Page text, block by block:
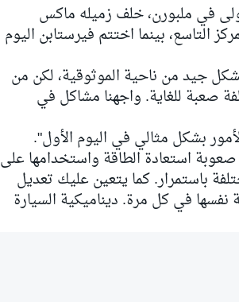
في ملبورن، خلف زميله ماكس
التاسع، بينما اختتم فيرستابن اليوم
جيد من ناحية الموثوقية، لكن من
صعبة للغاية. واجهنا مشاكل في
بشكل مثالي في اليوم الأول".
استعادة الطاقة واستخدامها على
باستمرار. كما يتعين عليك تعديل
في كل مرة. ديناميكية السيارة